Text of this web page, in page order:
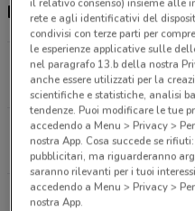
Negozi Medi-Market
Via Cola di Rienzo,
2.9 km
Via Alberto Lionello,
8.3 km
APERTO
Via Tuscolana, 803
il relativo consenso) insieme alle
rete e agli identificativi del
condivisi con terze parti per
le esperienze applicative sulle
nel paragrafo 13.b della nostra
anche essere utilizzati per la
scientifiche e statistiche, analisi
tendenze. Puoi modificare le tue
accedendo a Menu > Privacy >
nostra App. Cosa succede se
pubblicitari, ma riguarderanno
saranno rilevanti per i tuoi
accedendo a Menu > Privacy >
nostra App.